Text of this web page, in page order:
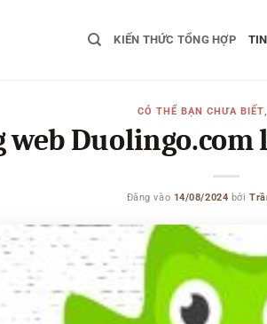
KIẾN THỨC TỔNG HỢP
CÓ THỂ BẠN CHƯA BIẾT,
web Duolingo.com
Đăng vào 14/08/2024 bởi